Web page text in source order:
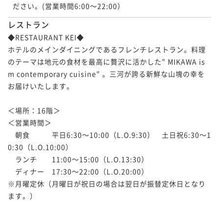
ださい。(営業時間6:00～22:00）
レストラン
◆RESTAURANT KEI◆
ホテルのメインダイニングであるフレンチレストラン。料理
のテーマは地元の食材を最高に贅沢に活かした" MIKAWA is
m contemporary cuisine" 。三河が誇る新鮮な山塊の幸を
お届けいたします。
＜場所：16階＞
＜営業時間＞
朝食　　　平日6:30～10:00（L.O.9:30）　土日祝6:30～1
0:30（L.O.10:00）
ランチ　　11:00～15:00（L.O.13:30）
ディナー　17:30～22:00（L.O.20:00）
※月曜定休（月曜日が祝日の場合は翌日が振替定休日となり
ます。）